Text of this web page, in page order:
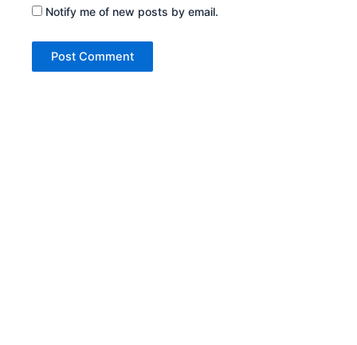
Notify me of new posts by email.